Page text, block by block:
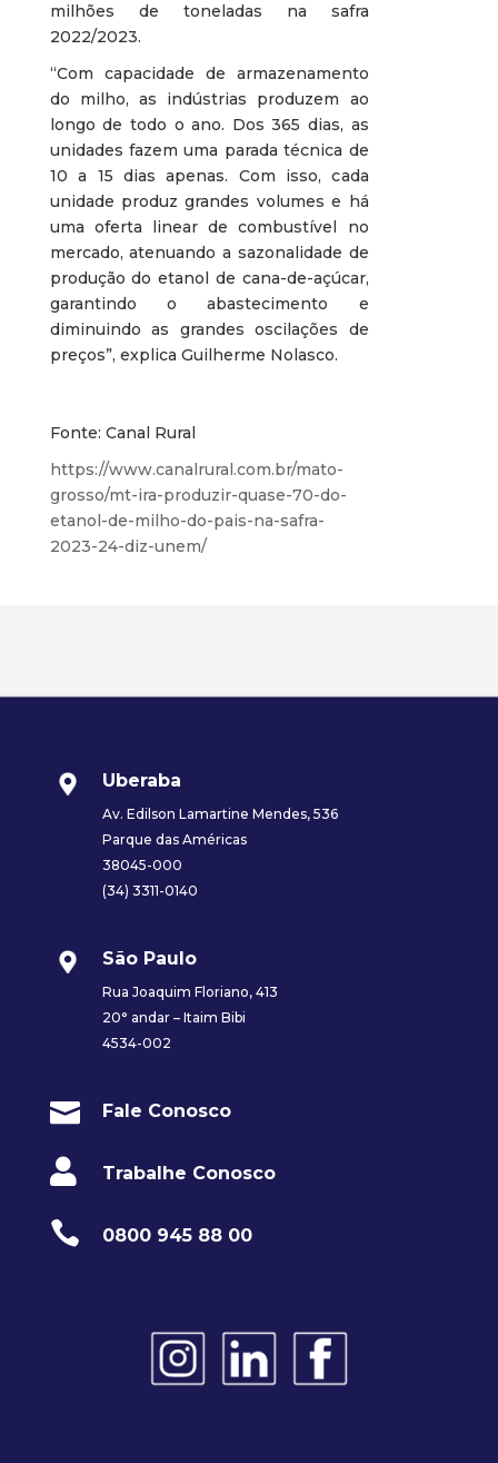
milhões de toneladas na safra
2022/2023.
“Com capacidade de armazenamento
do milho, as indústrias produzem ao
longo de todo o ano. Dos 365 dias, as
unidades fazem uma parada técnica de
10 a 15 dias apenas. Com isso, cada
unidade produz grandes volumes e há
uma oferta linear de combustível no
mercado, atenuando a sazonalidade de
produção do etanol de cana-de-açúcar,
garantindo o abastecimento e
diminuindo as grandes oscilações de
preços”, explica Guilherme Nolasco.
Fonte: Canal Rural
https://www.canalrural.com.br/mato-
grosso/mt-ira-produzir-quase-70-do-
etanol-de-milho-do-pais-na-safra-
2023-24-diz-unem/
Uberaba
Av. Edilson Lamartine Mendes, 536
Parque das Américas
38045-000
(34) 3311-0140
São Paulo
Rua Joaquim Floriano, 413
20° andar – Itaim Bibi
4534-002
 Fale Conosco
 Trabalhe Conosco
 0800 945 88 00